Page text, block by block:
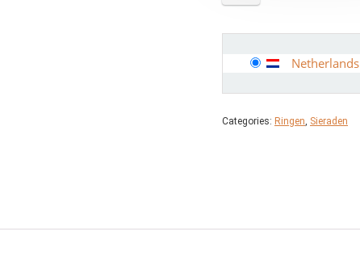
Netherlands
Categories: Ringen, Sieraden